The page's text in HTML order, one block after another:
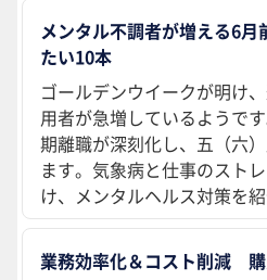
メンタル不調者が増える6月
たい10本
ゴールデンウイークが明け
用者が急増しているようで
期離職が深刻化し、五（六
ます。気象病と仕事のスト
け、メンタルヘルス対策を紹
業務効率化＆コスト削減